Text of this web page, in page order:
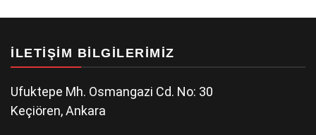
İLETIŞIM BILGILERIMIZ
Ufuktepe Mh. Osmangazi Cd. No: 30
Keçiören, Ankara